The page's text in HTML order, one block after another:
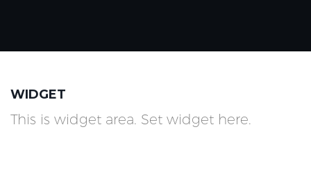
WIDGET
This is widget area. Set widget here.